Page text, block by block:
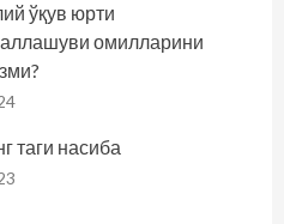
ўқув юрти
омилларини
таги насиба